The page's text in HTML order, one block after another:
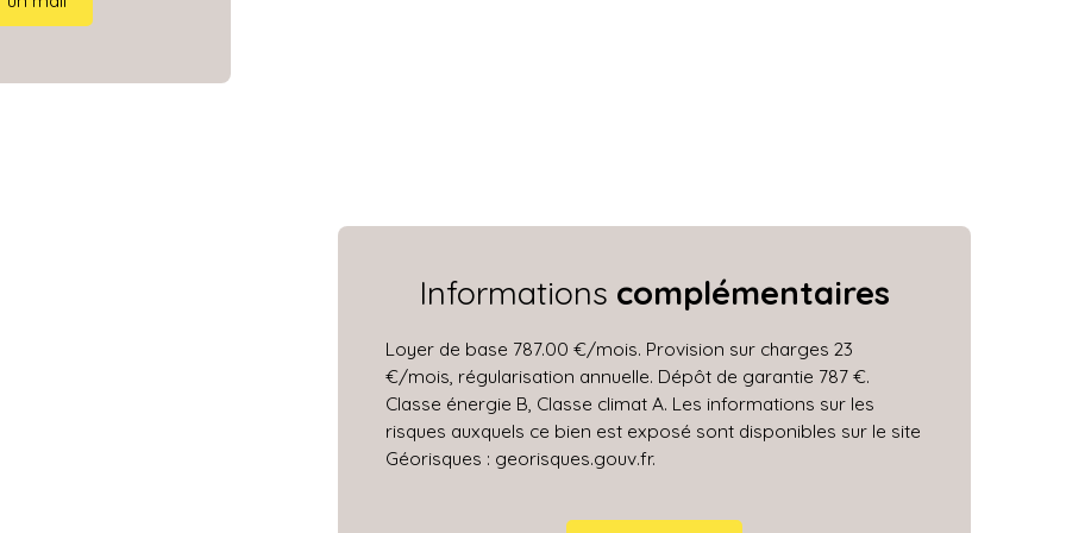
Informations complémentaires
Loyer de base 787.00 €/mois. Provision sur charges 23
€/mois, régularisation annuelle. Dépôt de garantie 787 €.
Classe énergie B, Classe climat A. Les informations sur les
risques auxquels ce bien est exposé sont disponibles sur le site
Géorisques : georisques.gouv.fr.